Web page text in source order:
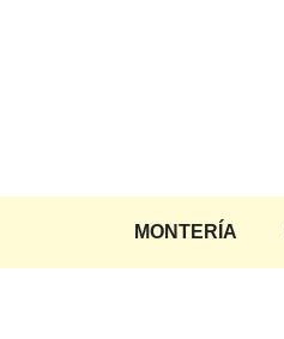
MONTERÍA